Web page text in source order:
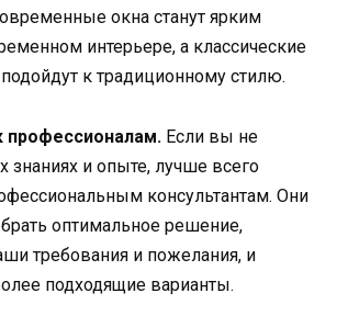
окна станут ярким
интерьере, а классические
к традиционному стилю.
профессионалам. Если вы не
знаниях и опыте, лучше всего
консультантам. Они
оптимальное решение,
требования и пожелания, и
подходящие варианты.